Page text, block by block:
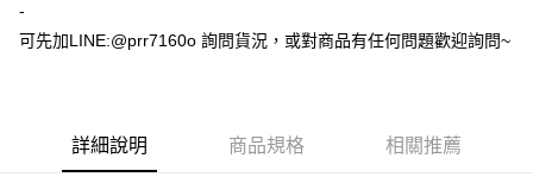
-
可先加LINE:@prr7160o 詢問貨況，或對商品有任何問題歡迎詢問~
詳細說明 商品規格 相關推薦